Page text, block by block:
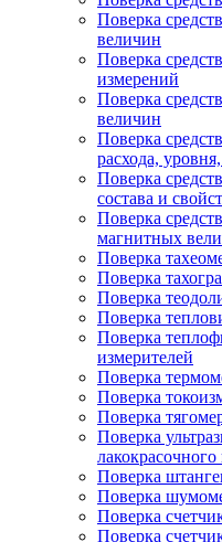
Поверка
величин
Поверка
измерений
Поверка
величин
Поверка
расхода,
Поверка
состава и
Поверка
магнитных
Поверка
Поверка
Поверка
Поверка
Поверка
измерителей
Поверка
Поверка
Поверка
Поверка
Поверка
Поверка
Поверка
Поверка